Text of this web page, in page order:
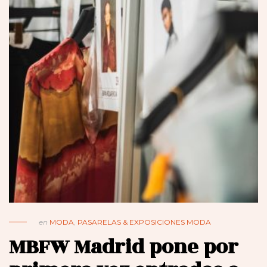
en MODA, PASARELAS & EXPOSICIONES MODA
MBFW Madrid pone por